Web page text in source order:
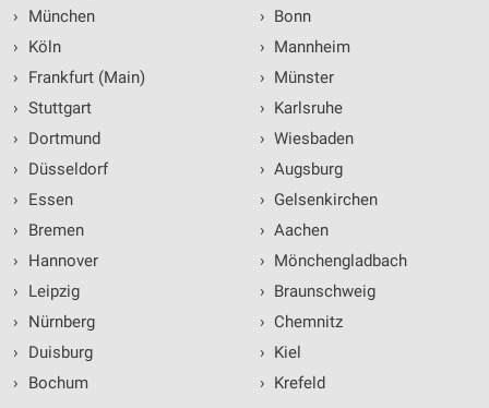
›
München
›
Köln
›
Frankfurt (Main)
› Stuttgart
›
Dortmund
›
Düsseldorf
›
Essen
›
Bremen
›
Hannover
›
Leipzig
›
Nürnberg
›
Duisburg
›
Bochum
› Bonn
› Mannheim
› Münster
› Karlsruhe
› Wiesbaden
› Augsburg
› Gelsenkirchen
› Aachen
› Mönchengladbach
› Braunschweig
› Chemnitz
› Kiel
› Krefeld